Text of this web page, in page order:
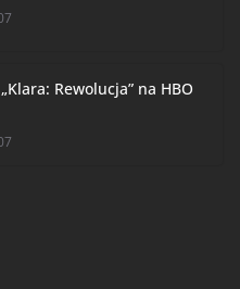
Rewolucja” na HBO